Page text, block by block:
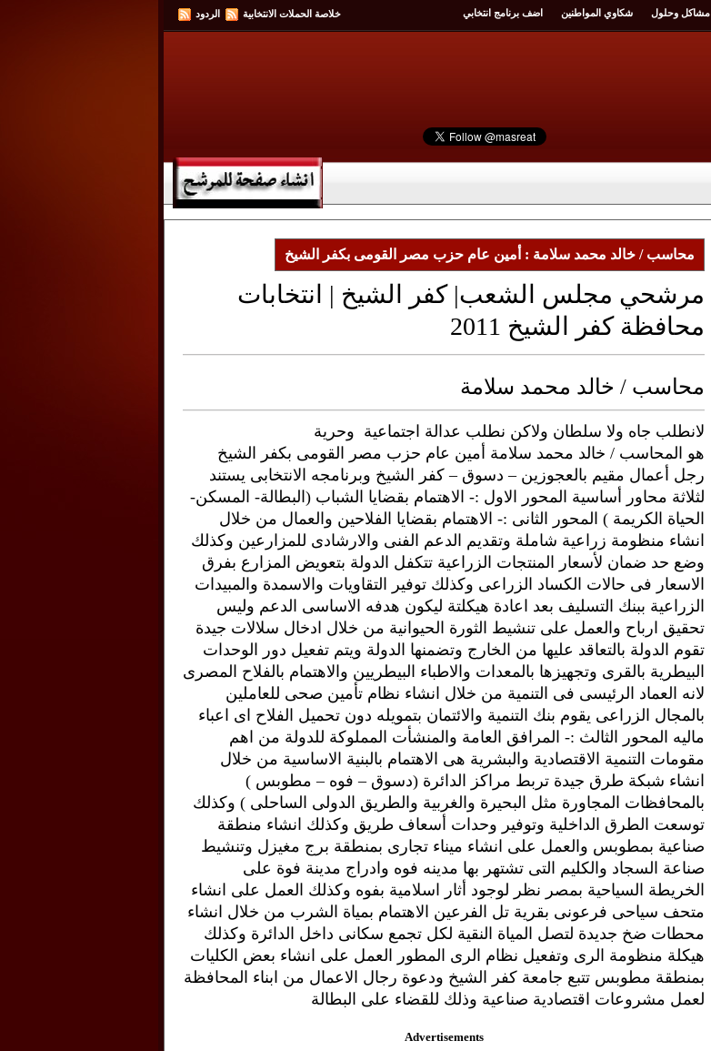
مشاكل وحلول شكاوي المواطنين
اضف برنامج انتخابي
خلاصة الحملات الانتخابية الردود
محاسب / خالد محمد سلامة : أمين عام حزب مصر القومى بكفر الشيخ
مرشحي مجلس الشعب| كفر الشيخ | انتخابات
محافظة كفر الشيخ 2011
محاسب / خالد محمد سلامة
لانطلب جاه ولا سلطان ولاكن نطلب عدالة اجتماعية وحرية
هو المحاسب / خالد محمد سلامة أمين عام حزب مصر القومى بكفر الشيخ
رجل أعمال مقيم بالعجوزين – دسوق – كفر الشيخ وبرنامجه الانتخابى يستند
لثلاثة محاور أساسية المحور الاول :- الاهتمام بقضايا الشباب (البطالة- المسكن-
الحياة الكريمة ) المحور الثانى :- الاهتمام بقضايا الفلاحين والعمال من خلال
انشاء منظومة زراعية شاملة وتقديم الدعم الفنى والارشادى للمزارعين وكذلك
وضع حد ضمان لأسعار المنتجات الزراعية تتكفل الدولة بتعويض المزارع بفرق
الاسعار فى حالات الكساد الزراعى وكذلك توفير التقاويات والاسمدة والمبيدات
الزراعية ببنك التسليف بعد اعادة هيكلتة ليكون هدفه الاساسى الدعم وليس
تحقيق ارباح والعمل على تنشيط الثورة الحيوانية من خلال ادخال سلالات جيدة
تقوم الدولة بالتعاقد عليها من الخارج وتضمنها الدولة ويتم تفعيل دور الوحدات
البيطرية بالقرى وتجهيزها بالمعدات والاطباء البيطريين والاهتمام بالفلاح المصرى
لانه العماد الرئيسى فى التنمية من خلال انشاء نظام تأمين صحى للعاملين
بالمجال الزراعى يقوم بنك التنمية والائتمان بتمويله دون تحميل الفلاح اى اعباء
ماليه المحور الثالث :- المرافق العامة والمنشأت المملوكة للدولة من اهم
مقومات التنمية الاقتصادية والبشرية هى الاهتمام بالبنية الاساسية من خلال
انشاء شبكة طرق جيدة تربط مراكز الدائرة (دسوق – فوه – مطوبس )
بالمحافظات المجاورة مثل البحيرة والغربية والطريق الدولى الساحلى ) وكذلك
توسعت الطرق الداخلية وتوفير وحدات أسعاف طريق وكذلك انشاء منطقة
صناعية بمطوبس والعمل على انشاء ميناء تجارى بمنطقة برج مغيزل وتنشيط
صناعة السجاد والكليم التى تشتهر بها مدينه فوه وادراج مدينة فوة على
الخريطة السياحية بمصر نظر لوجود أثار اسلامية بفوه وكذلك العمل على انشاء
متحف سياحى فرعونى بقرية تل الفرعين الاهتمام بمياة الشرب من خلال انشاء
محطات ضخ جديدة لتصل المياة النقية لكل تجمع سكانى داخل الدائرة وكذلك
هيكلة منظومة الرى وتفعيل نظام الرى المطور العمل على انشاء بعض الكليات
بمنطقة مطوبس تتبع جامعة كفر الشيخ ودعوة رجال الاعمال من ابناء المحافظة
لعمل مشروعات اقتصادية صناعية وذلك للقضاء على البطالة
Advertisements